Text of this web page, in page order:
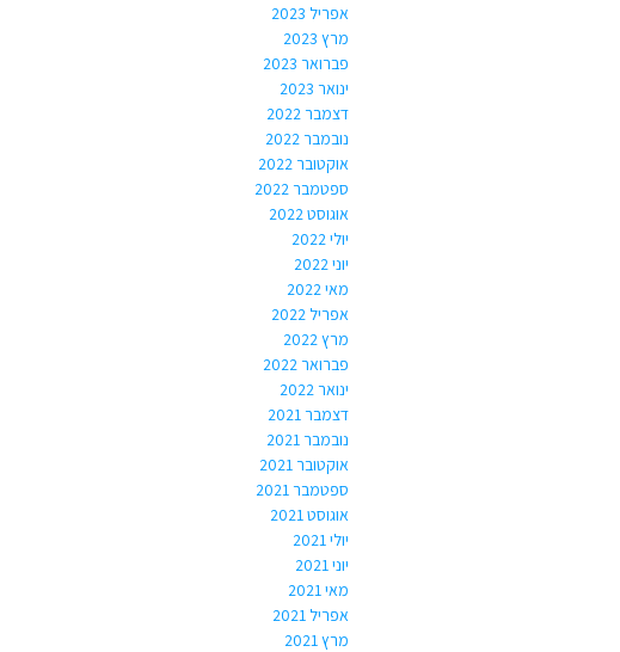
אפריל 2023
מרץ 2023
פברואר 2023
ינואר 2023
דצמבר 2022
נובמבר 2022
אוקטובר 2022
ספטמבר 2022
אוגוסט 2022
יולי 2022
יוני 2022
מאי 2022
אפריל 2022
מרץ 2022
פברואר 2022
ינואר 2022
דצמבר 2021
נובמבר 2021
אוקטובר 2021
ספטמבר 2021
אוגוסט 2021
יולי 2021
יוני 2021
מאי 2021
אפריל 2021
מרץ 2021